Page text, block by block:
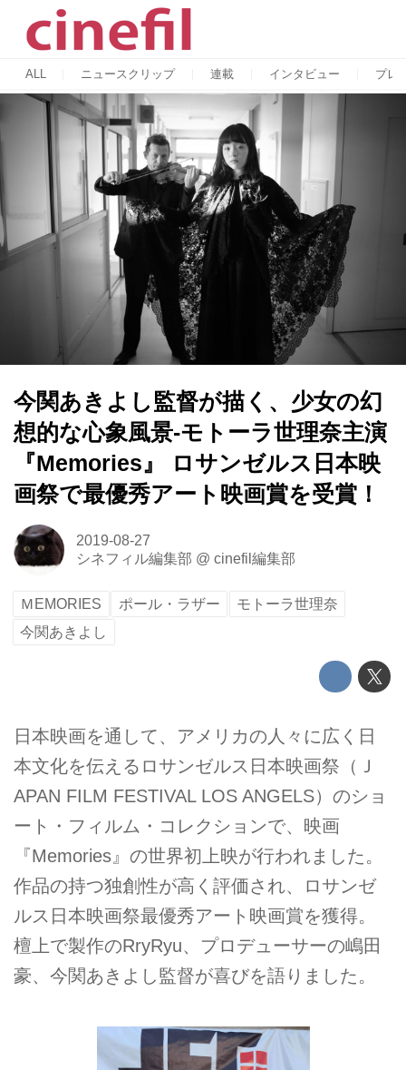
ALL ニュースクリップ 連載 インタビュー プレ
今関あきよし監督が描く、少女の幻
想的な心象風景-モトーラ世理奈主演
『Memories』 ロサンゼルス日本映
画祭で最優秀アート映画賞を受賞！
2019-08-27
シネフィル編集部 @ cinefil編集部
ＭEMORIES ポール・ラザー
モトーラ世理奈
今関あきよし
日本映画を通して、アメリカの人々に広く日
本文化を伝えるロサンゼルス日本映画祭（Ｊ
APAN FILM FESTIVAL LOS ANGELS）のショ
ート・フィルム・コレクションで、映画
『Memories』の世界初上映が行われました。
作品の持つ独創性が高く評価され、ロサンゼ
ルス日本映画祭最優秀アート映画賞を獲得。
檀上で製作のRryRyu、プロデューサーの嶋田
豪、今関あきよし監督が喜びを語りました。